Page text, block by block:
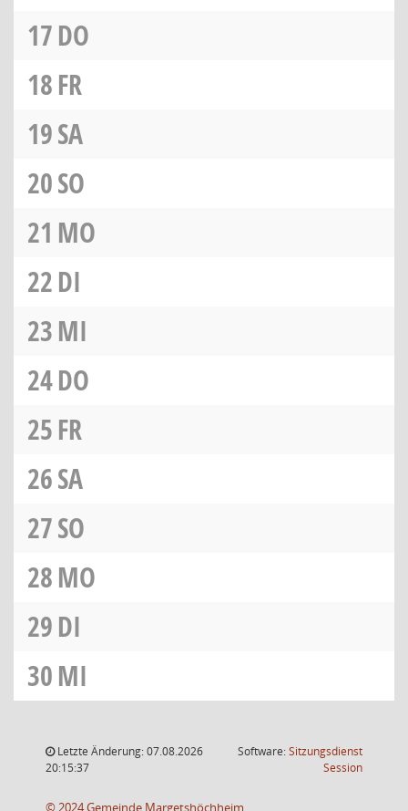
17DO
18FR
19SA
20SO
21 MO
22DI
23MI
24DO
25FR
26SA
27SO
28MO
29DI
30MI
Letzte Änderung: 07.08.2026
20:15:37
Software:Sitzungsdienst
Session(Wird in
© 2024 Gemeinde Margetshöchheim